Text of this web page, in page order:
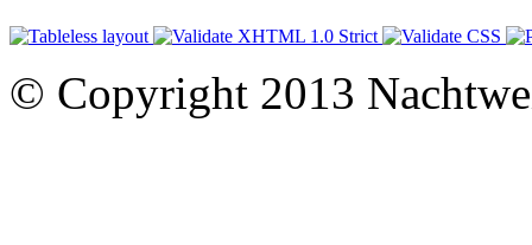
© Copyright 2013